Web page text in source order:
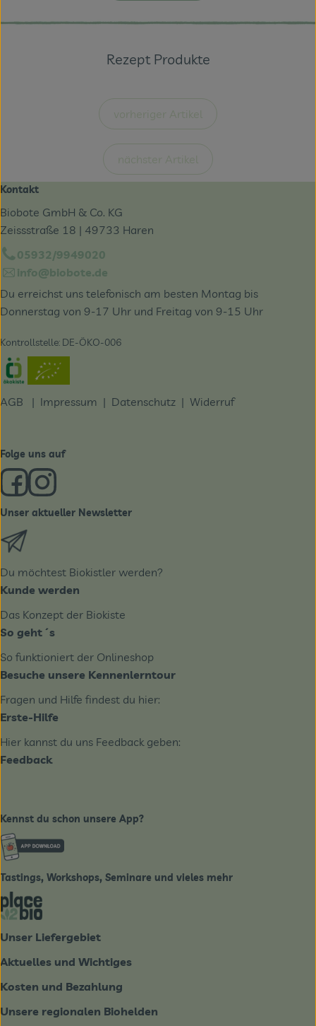
Rezept Produkte
vorheriger Artikel
nächster Artikel
Kontakt
Biobote GmbH & Co. KG
Zeissstraße 18 | 49733 Haren
05932/9949020
info@biobote.de
Du erreichst uns telefonisch am besten Montag bis
Donnerstag von 9-17 Uhr und Freitag von 9-15 Uhr
Kontrollstelle: DE-ÖKO-006
Externer Link zu https://www.oekokiste.de/
AGB | Impressum | Datenschutz | Widerruf
Folge uns auf
Externer Link zu https://www.facebook.com/derBiobote/
Externer Link zu https://www.instagram.com/
Unser aktueller Newsletter
Du möchtest Biokistler werden?
Kunde werden
Das Konzept der Biokiste
So geht´s
So funktioniert der Onlineshop
Besuche unsere Kennenlerntour
Fragen und Hilfe findest du hier:
Erste-Hilfe
Hier kannst du uns Feedback geben:
Feedback
Kennst du schon unsere App?
Externer Link zu https://www.biobote-
Tastings, Workshops, Seminare und vieles mehr
Externer Link zu https://place2bio.de/
Unser Liefergebiet
Aktuelles und Wichtiges
Kosten und Bezahlung
Unsere regionalen Biohelden